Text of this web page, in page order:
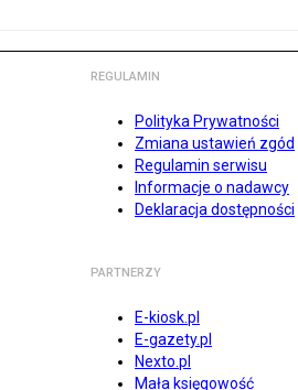
REGULAMIN
Polityka Prywatności
Zmiana ustawień zgód
Regulamin serwisu
Informacje o nadawcy
Deklaracja dostępności
PARTNERZY
E-kiosk.pl
E-gazety.pl
Nexto.pl
Mała księgowość